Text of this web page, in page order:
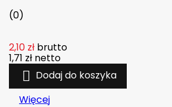
(0)
2,10 zł brutto
1,71 zł netto
 Dodaj do koszyka
Więcej